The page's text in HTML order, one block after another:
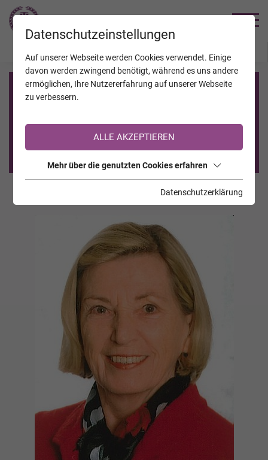
Registrierung auf TrauerHilfe.it
Sie sind noch nicht auf TrauerHilfe.it registriert?
>> zur kostenlosen Registrierung <<
Datenschutzeinstellungen
Auf unserer Webseite werden Cookies verwendet. Einige
davon werden zwingend benötigt, während es uns andere
ermöglichen, Ihre Nutzererfahrung auf unserer Webseite
zu verbessern.
ALLE AKZEPTIEREN
Mehr über die genutzten Cookies erfahren
Datenschutzerklärung
JAHRESTAGE KALENDER VERSTORBENE